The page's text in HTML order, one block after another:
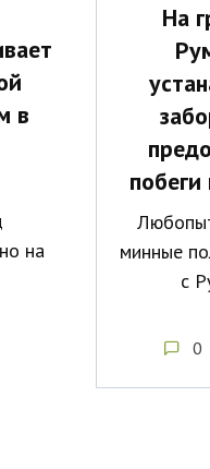
в
на
На
минные
с
0